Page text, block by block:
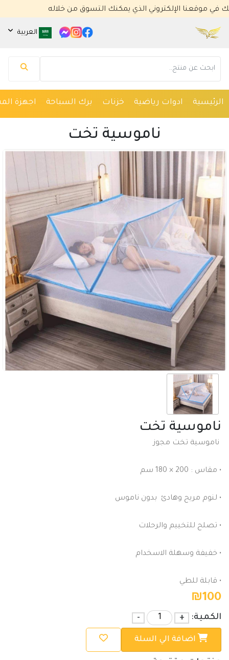
الإلكتروني الذي يمكنك التسوق من خلاله
العربية
الرئيسية ادوات رياضية خزنات برك السباحة اجهزة
ناموسية تخت
ناموسية تخت مجوز
• مقاس : 200 × 180 سم
• لنوم مريح وهادئ بدون ناموس
• تصلح للتخييم والرحلات
• خفيفة وسهلة الاسخدام
• قابلة للطي
₪100
الكمية: +
-
اضافة الي السلة
ناموسية تخت
كيف يمكنني مساعدتك؟ اكتب لي عن المنتج الذي